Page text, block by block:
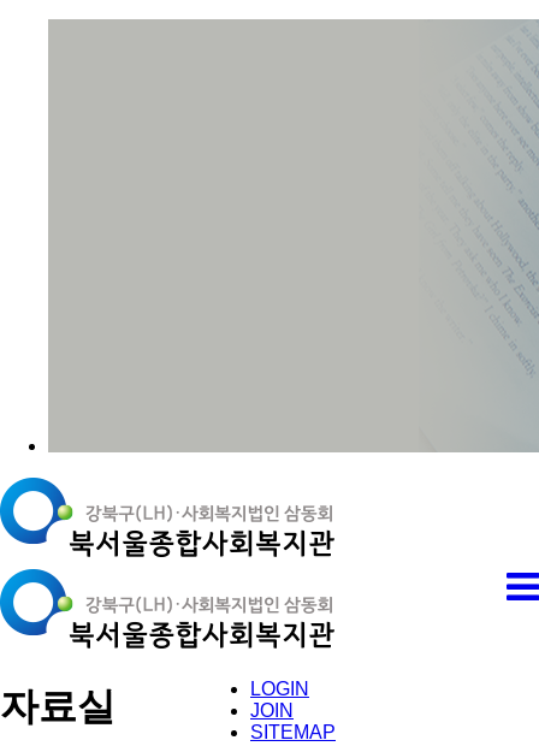
LOGIN
JOIN
SITEMAP
자료실